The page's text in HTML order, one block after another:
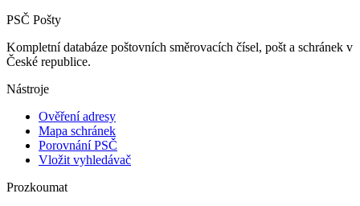
PSČ Pošty
Kompletní databáze poštovních směrovacích čísel, pošt a schránek v
České republice.
Nástroje
Ověření adresy
Mapa schránek
Porovnání PSČ
Vložit vyhledávač
Prozkoumat